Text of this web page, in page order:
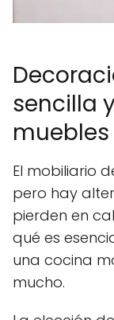
sencilla
El mobiliario
pero hay
pierden en
qué es
una cocina
mucho.